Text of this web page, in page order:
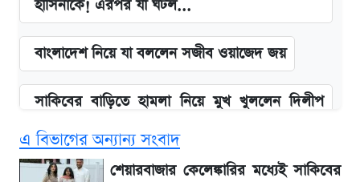
হাসিনাকে! এরপর যা ঘটল...
বাংলাদেশ নিয়ে যা বললেন সজীব ওয়াজেদ জয়
সাকিবের বাড়িতে হামলা নিয়ে মুখ খুললেন দিলীপ
আগামী ৪ দিনের আবহাওয়া নিয়ে বড় সতর্কবার্তা
এ বিভাগের অন্যান্য সংবাদ
শেয়ারবাজার কেলেঙ্কারির মধ্যেই সাকিবের